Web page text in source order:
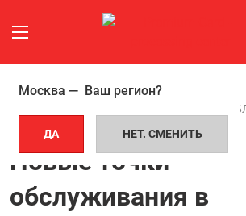
Москва — Ваш регион?
ДА НЕТ. СМЕНИТЬ
ГЛАВНАЯ СТРАНИЦА
НОВОСТИ
НОВЫЕ ТОЧКИ ОБСЛУЖИВАНИЯ В
Новые точки
обслуживания в